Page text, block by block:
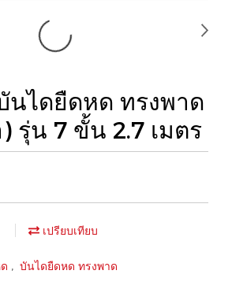
นไดยืดหด ทรงพาด
รุ่น 7 ขั้น 2.7 เมตร
เปรียบเทียบ
, บันไดยืดหด ทรงพาด